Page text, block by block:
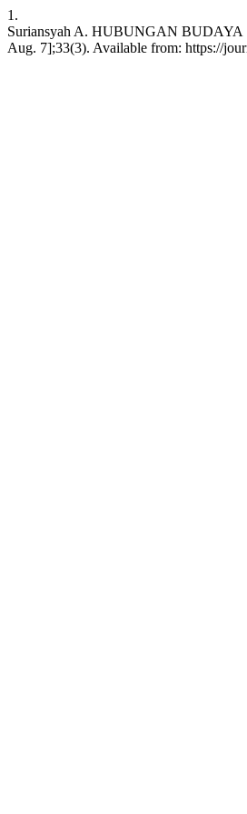
1.
Suriansyah A. HUBUNGAN
Aug. 7];33(3). Available from: https://